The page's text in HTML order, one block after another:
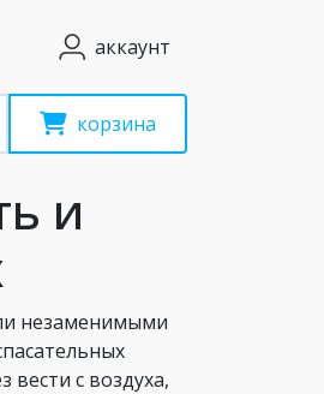
аккаунт
корзина
и
незаменимыми
с воздуха,